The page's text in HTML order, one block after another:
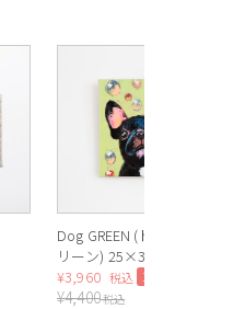
Dog GREEN (ドッググ
リーン) 25×30cm
¥3,960 税込 10%OFF
¥4,400税込